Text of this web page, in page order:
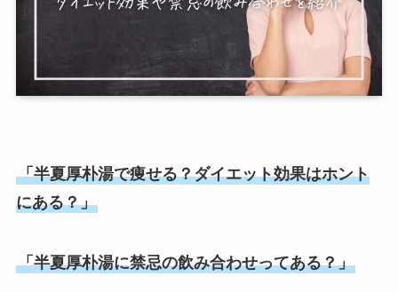
「半夏厚朴湯で痩せる？ダイエット効果はホント
にある？」
「半夏厚朴湯に禁忌の飲み合わせってある？」